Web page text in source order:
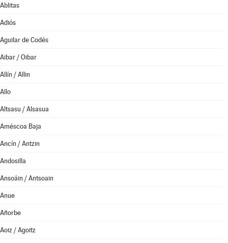
Ablitas
Adiós
Aguilar de Codés
Aibar / Oibar
Allín / Allin
Allo
Altsasu / Alsasua
Améscoa Baja
Ancín / Antzin
Andosilla
Ansoáin / Antsoain
Anue
Añorbe
Aoiz / Agoitz